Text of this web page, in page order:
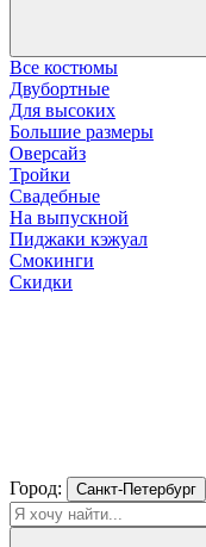
Все костюмы
Двубортные
Для высоких
Большие размеры
Оверсайз
Тройки
Свадебные
На выпускной
Пиджаки кэжуал
Смокинги
Скидки
Город: Санкт-Петербург